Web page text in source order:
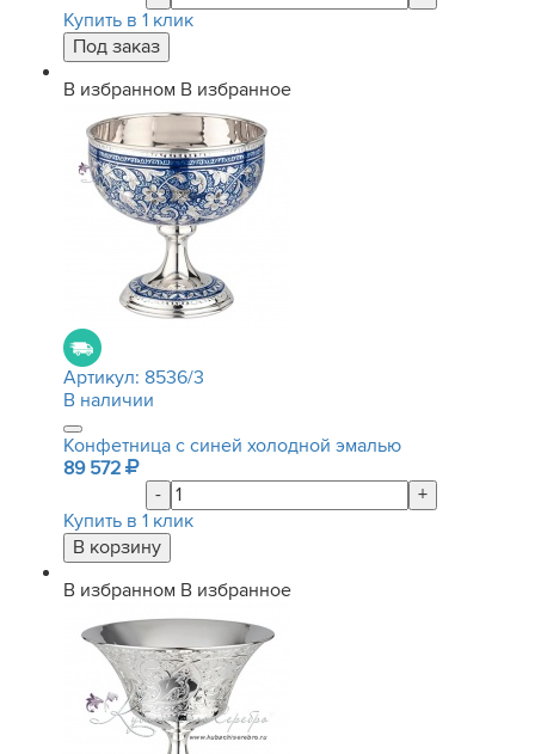
Купить в 1 клик
В избранном В избранное
Артикул: 8536/3
В наличии
Конфетница с синей холодной эмалью
89 572
-
+
Купить в 1 клик
В избранном В избранное